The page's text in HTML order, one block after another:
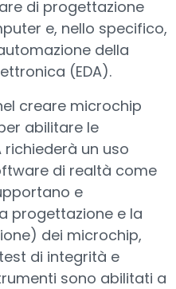
di progettazione
e, nello specifico,
della
(EDA).
creare microchip
abilitare le
richiederà un uso
di realtà come
e
progettazione e la
dei microchip,
di integrità e
sono abilitati a